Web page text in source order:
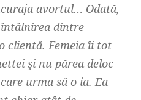
avortul… Odată,
dintre
clientă. Femeia îi tot
şi nu părea deloc
urma să o ia. Ea